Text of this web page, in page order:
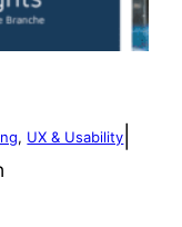
, UX & Usability|